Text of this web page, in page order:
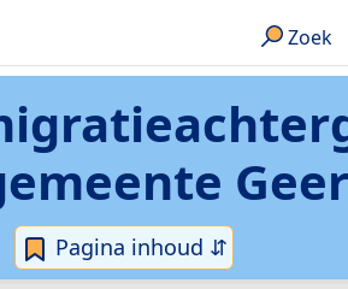
Zoek
Pagina inhoud ⇵